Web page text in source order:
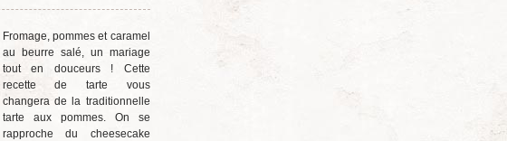
Fromage, pommes et caramel
au beurre salé, un mariage
tout en douceurs ! Cette
recette de tarte vous
changera de la traditionnelle
tarte aux pommes. On se
rapproche du cheesecake